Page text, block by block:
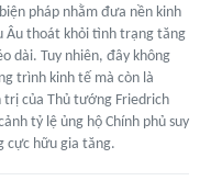
pháp nhằm đưa nền kinh
Âu thoát khỏi tình trạng tăng
dài. Tuy nhiên, đây không
trình kinh tế mà còn là
trị của Thủ tướng Friedrich
tỷ lệ ủng hộ Chính phủ suy
cực hữu gia tăng.